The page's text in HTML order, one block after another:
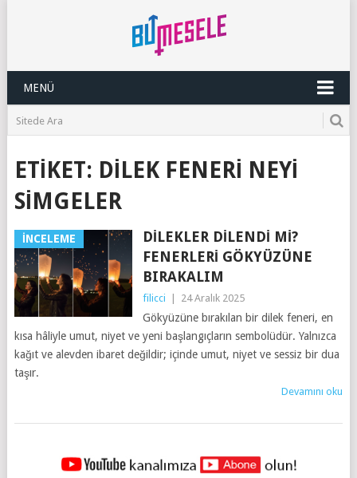
MENÜ
ETIKET: DILEK FENERI NEYI
SIMGELER
İNCELEME
DILEKLER DILENDI MI?
FENERLERI GÖKYÜZÜNE
BIRAKALIM
filicci 24 Aralık 2025
Gökyüzüne bırakılan bir dilek feneri, en
kısa hâliyle umut, niyet ve yeni başlangıçların sembolüdür. Yalnızca
kağıt ve alevden ibaret değildir; içinde umut, niyet ve sessiz bir dua
taşır.
Devamını oku
YAZILAR